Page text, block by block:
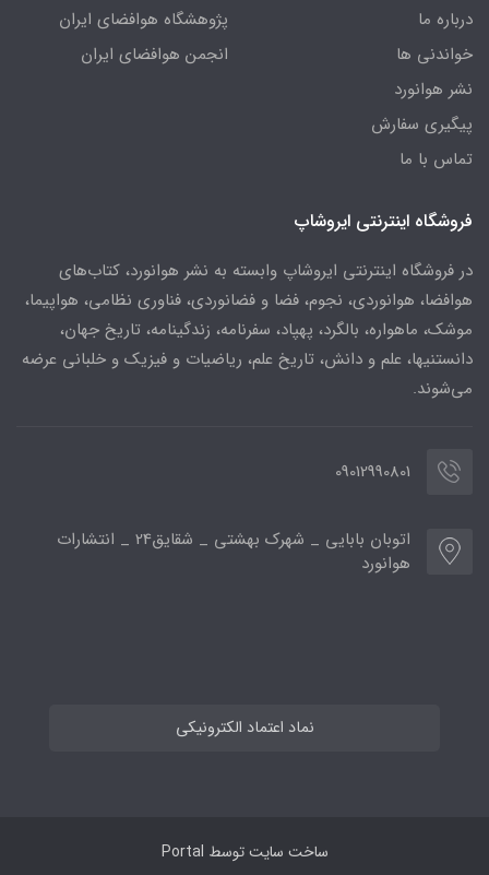
درباره ما
خواندنی ها
نشر هوانورد
پیگیری سفارش
تماس با ما
پژوهشگاه هوافضای ایران
انجمن هوافضای ایران
فروشگاه اینترنتی ایروشاپ
در فروشگاه اینترنتی ایروشاپ وابسته به نشر هوانورد، کتاب‌های
هوافضا، هوانوردی، نجوم، فضا و فضانوردی، فناوری نظامی، هواپیما،
موشک، ماهواره، بالگرد، پهپاد، سفرنامه، زندگینامه، تاریخ جهان،
دانستنیها، علم و دانش، تاریخ علم، ریاضیات و فیزیک و خلبانی عرضه
می‌شوند.
09012990801
اتوبان بابایی _ شهرک بهشتی _ شقایق24 _ انتشارات
هوانورد
نماد اعتماد الکترونیکی
ساخت سایت توسط Portal